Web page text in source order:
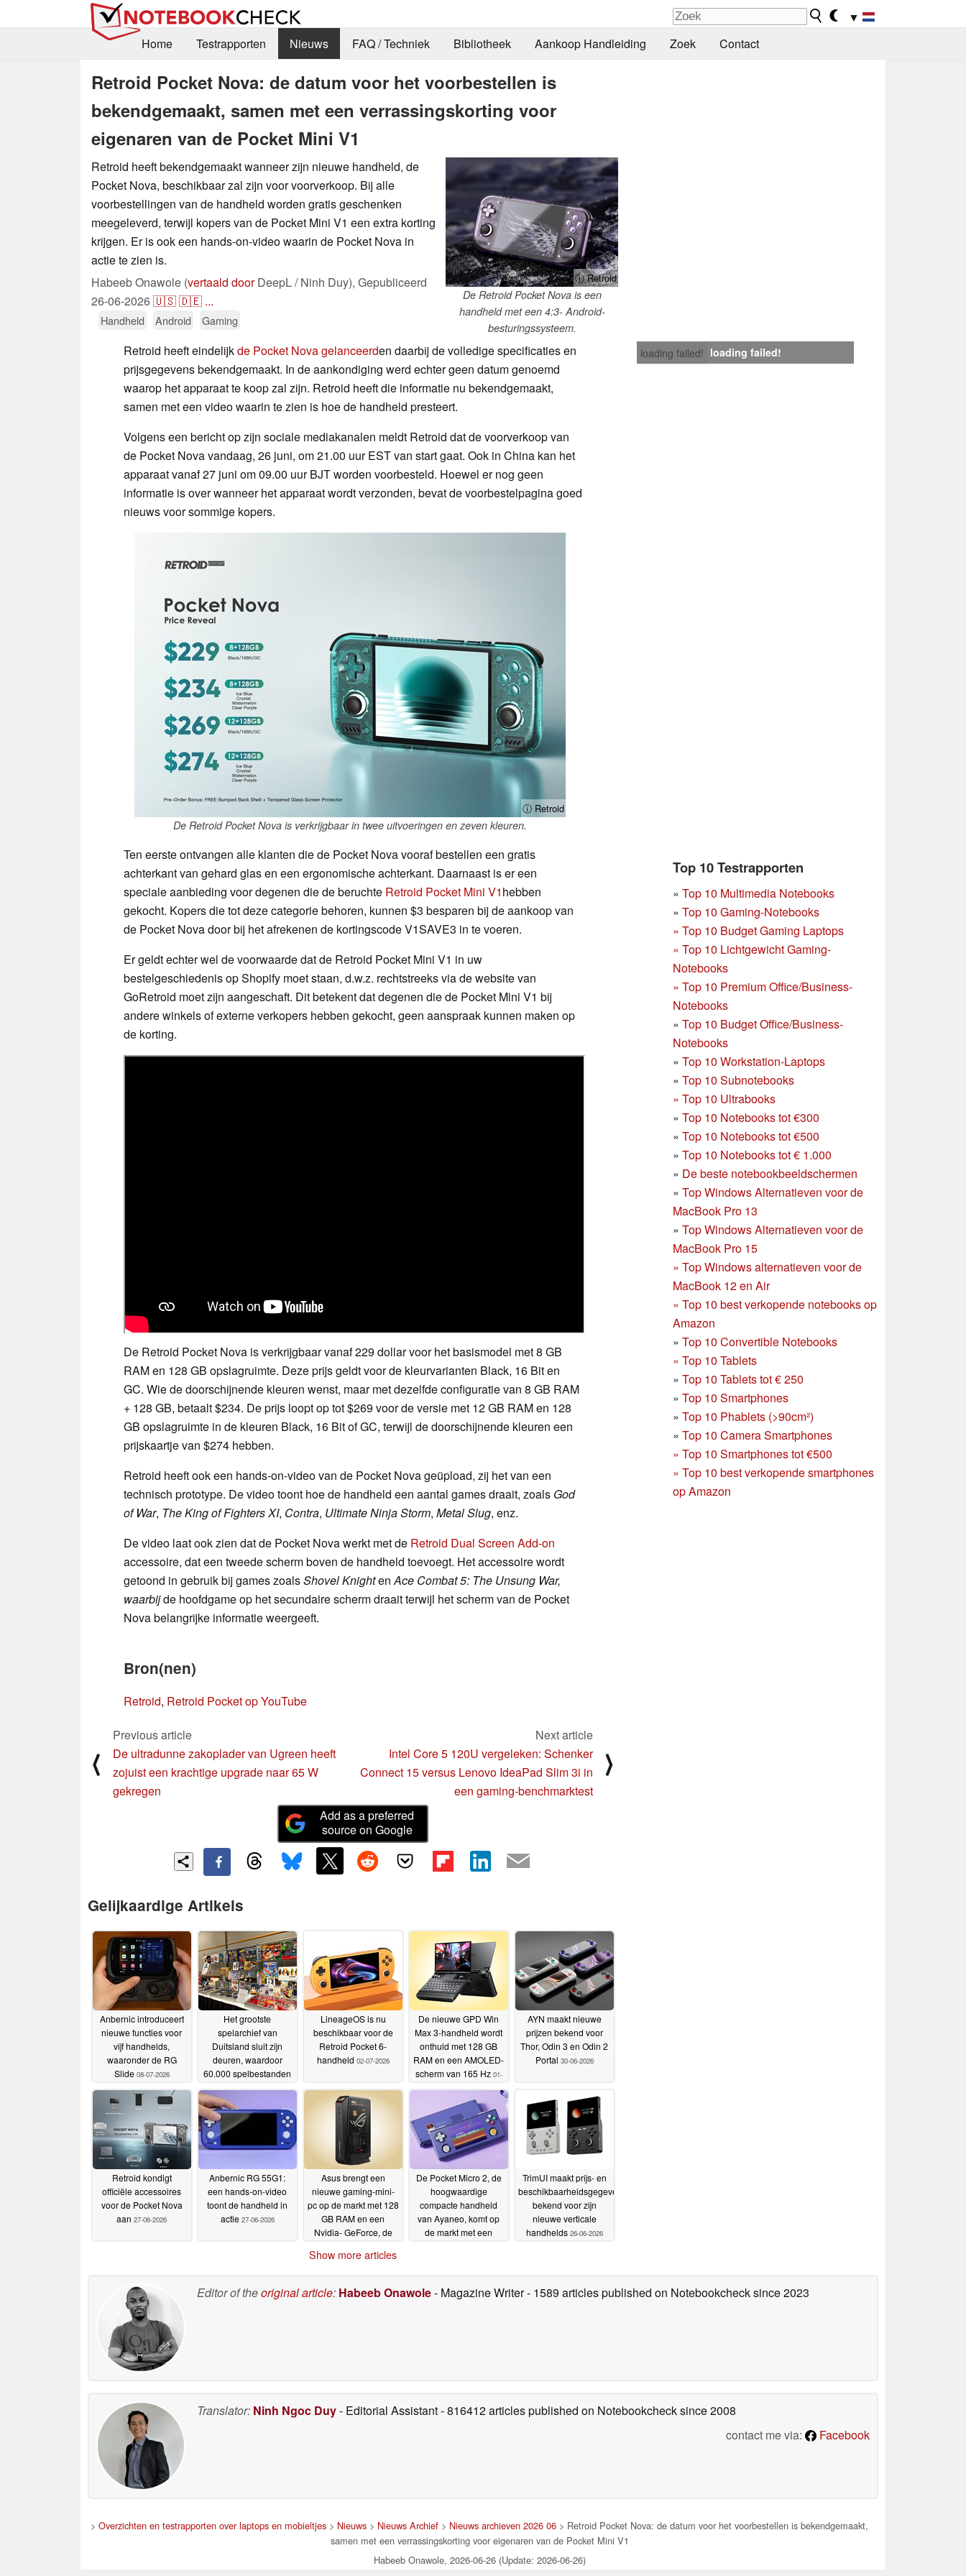
▼
Home
Testrapporten Nieuws FAQ / Techniek Bibliotheek Aankoop Handleiding Zoek Contact
Retroid Pocket Nova: de datum voor het voorbestellen is
bekendgemaakt, samen met een verrassingskorting voor
eigenaren van de Pocket Mini V1
ⓘ Retroid
De Retroid Pocket Nova is een
handheld met een 4:3- Android-
besturingssysteem.
Retroid heeft bekendgemaakt wanneer zijn nieuwe handheld, de
Pocket Nova, beschikbaar zal zijn voor voorverkoop. Bij alle
voorbestellingen van de handheld worden gratis geschenken
meegeleverd, terwijl kopers van de Pocket Mini V1 een extra korting
krijgen. Er is ook een hands-on-video waarin de Pocket Nova in
actie te zien is.
Habeeb Onawole (vertaald doorDeepL / Ninh Duy), Gepubliceerd
26-06-2026🇺🇸🇩🇪 ...
Handheld Android Gaming
loading failed! loading failed!
Retroid heeft eindelijkde Pocket Nova gelanceerden daarbij de volledige specificaties en
prijsgegevens bekendgemaakt. In de aankondiging werd echter geen datum genoemd
waarop het apparaat te koop zal zijn. Retroid heeft die informatie nu bekendgemaakt,
samen met een video waarin te zien is hoe de handheld presteert.
Volgens een bericht op zijn sociale mediakanalen meldt Retroid dat de voorverkoop van
de Pocket Nova vandaag, 26 juni, om 21.00 uur EST van start gaat. Ook in China kan het
apparaat vanaf 27 juni om 09.00 uur BJT worden voorbesteld. Hoewel er nog geen
informatie is over wanneer het apparaat wordt verzonden, bevat de voorbestelpagina goed
nieuws voor sommige kopers.
ⓘ Retroid
De Retroid Pocket Nova is verkrijgbaar in twee uitvoeringen en zeven kleuren.
Top 10 Testrapporten
» Top 10 Multimedia Notebooks
» Top 10 Gaming-Notebooks
» Top 10 Budget Gaming Laptops
» Top 10 Lichtgewicht Gaming-
Notebooks
» Top 10 Premium Office/Business-
Notebooks
» Top 10 Budget Office/Business-
Notebooks
» Top 10 Workstation-Laptops
» Top 10 Subnotebooks
» Top 10 Ultrabooks
» Top 10 Notebooks tot €300
» Top 10 Notebooks tot €500
» Top 10 Notebooks tot € 1.000
» De beste notebookbeeldschermen
» Top Windows Alternatieven voor de
MacBook Pro 13
» Top Windows Alternatieven voor de
MacBook Pro 15
» Top Windows alternatieven voor de
MacBook 12 en Air
» Top 10 best verkopende notebooks op
Amazon
» Top 10 Convertible Notebooks
» Top 10 Tablets
» Top 10 Tablets tot € 250
» Top 10 Smartphones
» Top 10 Phablets (>90cm²)
» Top 10 Camera Smartphones
» Top 10 Smartphones tot €500
» Top 10 best verkopende smartphones
op Amazon
Ten eerste ontvangen alle klanten die de Pocket Nova vooraf bestellen een gratis
achterkant van gehard glas en een ergonomische achterkant. Daarnaast is er een
speciale aanbieding voor degenen die de beruchte Retroid Pocket Mini V1hebben
gekocht. Kopers die tot deze categorie behoren, kunnen $3 besparen bij de aankoop van
de Pocket Nova door bij het afrekenen de kortingscode V1SAVE3 in te voeren.
Er geldt echter wel de voorwaarde dat de Retroid Pocket Mini V1 in uw
bestelgeschiedenis op Shopify moet staan, d.w.z. rechtstreeks via de website van
GoRetroid moet zijn aangeschaft. Dit betekent dat degenen die de Pocket Mini V1 bij
andere winkels of externe verkopers hebben gekocht, geen aanspraak kunnen maken op
de korting.
De Retroid Pocket Nova is verkrijgbaar vanaf 229 dollar voor het basismodel met 8 GB
RAM en 128 GB opslagruimte. Deze prijs geldt voor de kleurvarianten Black, 16 Bit en
GC. Wie de doorschijnende kleuren wenst, maar met dezelfde configuratie van 8 GB RAM
+ 128 GB, betaalt $234. De prijs loopt op tot $269 voor de versie met 12 GB RAM en 128
GB opslagruimte in de kleuren Black, 16 Bit of GC, terwijl de doorschijnende kleuren een
prijskaartje van $274 hebben.
Retroid heeft ook een hands-on-video van de Pocket Nova geüpload, zij het van een
technisch prototype. De video toont hoe de handheld een aantal games draait, zoals God
of War, The King of Fighters XI, Contra, Ultimate Ninja Storm, Metal Slug, enz.
De video laat ook zien dat de Pocket Nova werkt met de Retroid Dual Screen Add-on
accessoire, dat een tweede scherm boven de handheld toevoegt. Het accessoire wordt
getoond in gebruik bij games zoalsShovel KnightenAce Combat 5: The Unsung War,
waarbijde hoofdgame op het secundaire scherm draait terwijl het scherm van de Pocket
Nova belangrijke informatie weergeeft.
Bron(nen)
Retroid, Retroid Pocket op YouTube
⟨
Previous article
De ultradunne zakoplader van Ugreen heeft
zojuist een krachtige upgrade naar 65 W
gekregen
Next article
Intel Core 5 120U vergeleken: Schenker
Connect 15 versus Lenovo IdeaPad Slim 3i in
een gaming-benchmarktest
⟩
Add as a preferred
source on Google
Gelijkaardige Artikels
Anbernic introduceert
nieuwe functies voor
vijf handhelds,
waaronder de RG
Slide 08-07-2026
Het grootste
spelarchief van
Duitsland sluit zijn
deuren, waardoor
60.000 spelbestanden
06-07-2026
LineageOS is nu
beschikbaar voor de
Retroid Pocket 6-
handheld 02-07-2026
De nieuwe GPD Win
Max 3-handheld wordt
onthuld met 128 GB
RAM en een AMOLED-
scherm van 165 Hz 01-
07-2026
AYN maakt nieuwe
prijzen bekend voor
Thor, Odin 3 en Odin 2
Portal 30-06-2026
Retroid kondigt
officiële accessoires
voor de Pocket Nova
aan 27-06-2026
Anbernic RG 55G1:
een hands-on-video
toont de handheld in
actie 27-06-2026
Asus brengt een
nieuwe gaming-mini-
pc op de markt met 128
GB RAM en een
Nvidia- GeForce, de
De Pocket Micro 2, de
hoogwaardige
compacte handheld
van Ayaneo, komt op
de markt met een
TrimUI maakt prijs- en
beschikbaarheidsgegevens
bekend voor zijn
nieuwe verticale
handhelds 26-06-2026
Show more articles
Editor of theoriginal article: Habeeb Onawole- Magazine Writer- 1589 articles published on Notebookchecksince 2023
Translator: Ninh Ngoc Duy- Editorial Assistant- 816412 articles published on Notebookchecksince 2008
contact me via:
Facebook
> Overzichten en testrapporten over laptops en mobieltjes > Nieuws > Nieuws Archief > Nieuws archieven 2026 06 > Retroid Pocket Nova: de datum voor het voorbestellen is bekendgemaakt,
samen met een verrassingskorting voor eigenaren van de Pocket Mini V1
Habeeb Onawole, 2026-06-26 (Update: 2026-06-26)